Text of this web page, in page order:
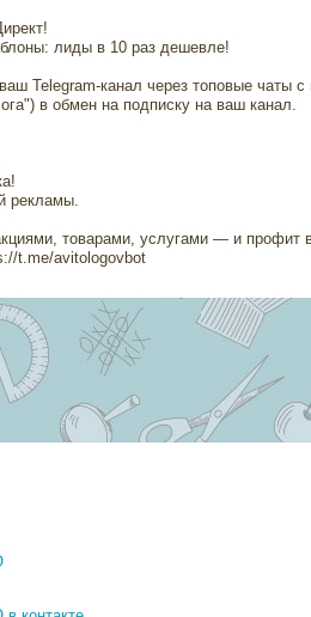
лиды в 10 раз дешевле!
Telegram-канал через топовые
в обмен на подписку на ваш канал.
рекламы.
товарами, услугами — и профит
t.me/avitologovbot